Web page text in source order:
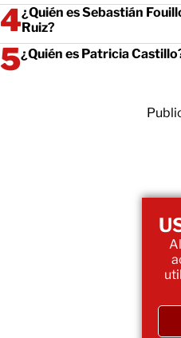
¿Quién es Sebastián
Ruiz?
¿Quién es Patricia